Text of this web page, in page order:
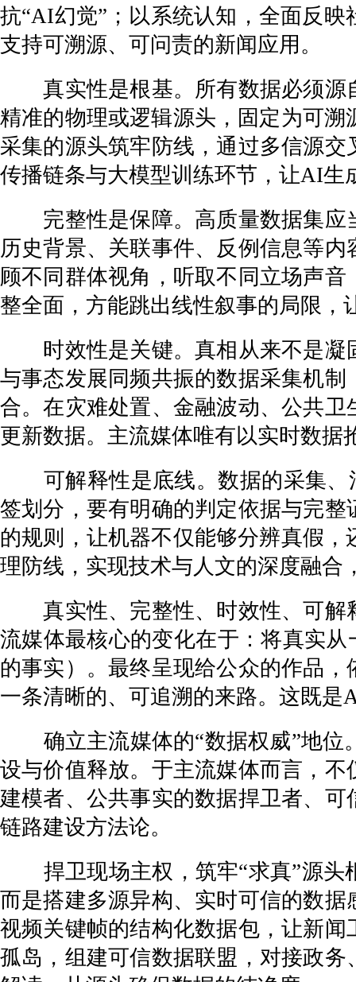
抗“AI幻觉”；以系统认知，全面反
支持可溯源、可问责的新闻应用。
真实性是根基。所有数据必须源
精准的物理或逻辑源头，固定为可
采集的源头筑牢防线，通过多信源
传播链条与大模型训练环节，让AI
完整性是保障。高质量数据集应
历史背景、关联事件、反例信息等
顾不同群体视角，听取不同立场声
整全面，方能跳出线性叙事的局限
时效性是关键。真相从来不是凝
与事态发展同频共振的数据采集机
合。在灾难处置、金融波动、公共
更新数据。主流媒体唯有以实时数
可解释性是底线。数据的采集、
签划分，要有明确的判定依据与完
的规则，让机器不仅能够分辨真假
理防线，实现技术与人文的深度融合
真实性、完整性、时效性、可解
流媒体最核心的变化在于：将真实
的事实）。最终呈现给公众的作品
一条清晰的、可追溯的来路。这既
确立主流媒体的“数据权威”地位
设与价值释放。于主流媒体而言，
建模者、公共事实的数据捍卫者、
链路建设方法论。
捍卫现场主权，筑牢“求真”源头
而是搭建多源异构、实时可信的数
视频关键帧的结构化数据包，让新
孤岛，组建可信数据联盟，对接政